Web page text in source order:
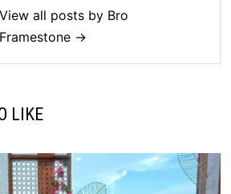
View all posts by Bro
Framestone →
LIKE